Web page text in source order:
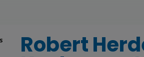
Robert